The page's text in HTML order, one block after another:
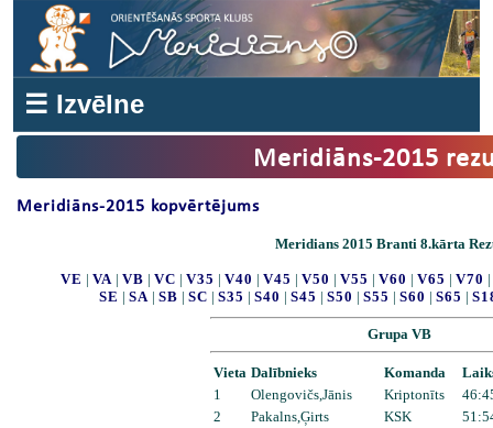
☰ Izvēlne
Meridiāns-2015
Meridiāns-2015 kopvērtējums
Meridians 2015 Branti 8.kārta
VE | VA | VB | VC | V35 | V40 | V45 | V50 | V55 | V60 | V65 | V70 |
SE | SA| SB | SC | S35 | S40 | S45 | S50 | S55 | S60 | S65 |
Grupa VB
Vieta Dalībnieks Komanda
1
Olengovičs,Jānis Kriptonīts
2
Pakalns,Ģirts KSK